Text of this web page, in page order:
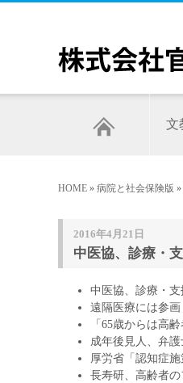
文
HOME » 病院と社会保険版
2016年4月21日
中医協、診療・
中医協、診療・
遠隔医療には参
「65歳からは高
成年後見人、弁
厚労省「認知症
長寿研、高齢者